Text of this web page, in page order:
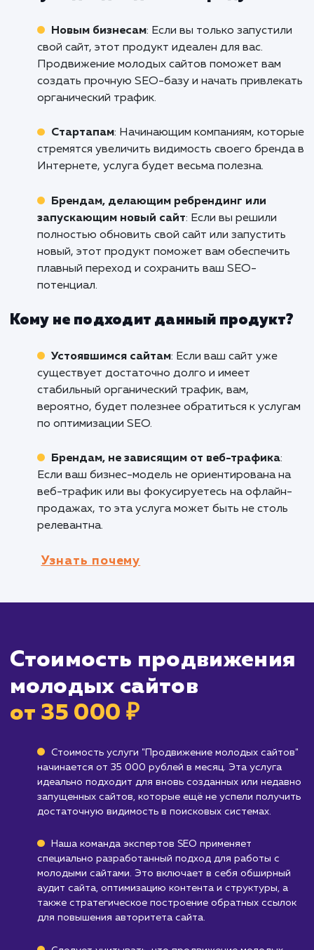
Если вы готовы увеличить видимость
сайта в поисковых системах и привлечь
целевого трафика, не стесняйтесь
поможет вам разработать и
эффективную стратегию SEO-
целей. Обращайтесь к нам уже сегодня,
начать путь к успеху вместе!
Кому подходит данный продукт?
Новым бизнесам: Если вы только
свой сайт, этот продукт идеален для вас.
Продвижение молодых сайтов поможет вам
создать прочную SEO-базу и начать
органический трафик.
Стартапам : Начинающим компаниям,
Интернете, услуга будет весьма полезна.
Брендам, делающим ребрендинг или
запускающим новый сайт
новый, этот продукт поможет вам
Устоявшимся сайтам
существует достаточно долго и имеет
стабильный органический трафик, вам,
по оптимизации SEO.
Брендам, не зависящим от веб-трафика
Если ваш бизнес-модель не ориентирована
продажах, то эта услуга может быть не
релевантна.
Узнать почему